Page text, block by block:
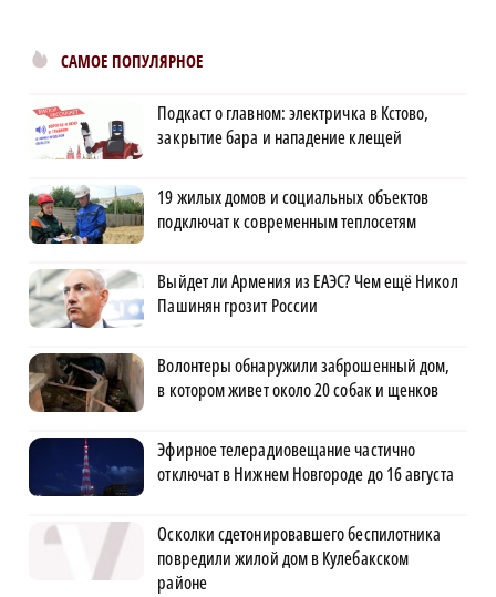
САМОЕ ПОПУЛЯРНОЕ
Подкаст о главном: электричка в Кстово,
закрытие бара и нападение клещей
19 жилых домов и социальных объектов
подключат к современным теплосетям
Выйдет ли Армения из ЕАЭС? Чем ещё Никол
Пашинян грозит России
Волонтеры обнаружили заброшенный дом,
в котором живет около 20 собак и щенков
Эфирное телерадиовещание частично
отключат в Нижнем Новгороде до 16 августа
Осколки сдетонировавшего беспилотника
повредили жилой дом в Кулебакском
районе